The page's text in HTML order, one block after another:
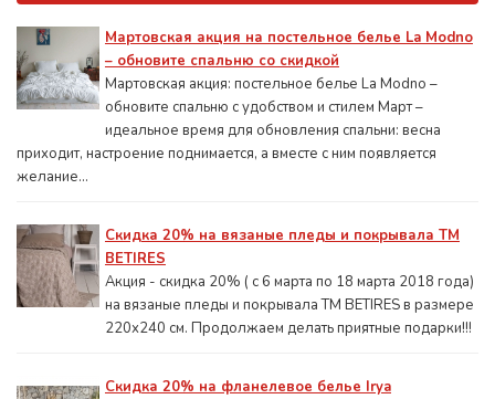
Мартовская акция на постельное белье La Modno
– обновите спальню со скидкой
Мартовская акция: постельное белье La Modno –
обновите спальню с удобством и стилем Март –
идеальное время для обновления спальни: весна
приходит, настроение поднимается, а вместе с ним появляется
желание...
Скидка 20% на вязаные пледы и покрывала ТМ
BETIRES
Акция - скидка 20% ( с 6 марта по 18 марта 2018 года)
на вязаные пледы и покрывала ТМ BETIRES в размере
220х240 см. Продолжаем делать приятные подарки!!!
Скидка 20% на фланелевое белье Irya